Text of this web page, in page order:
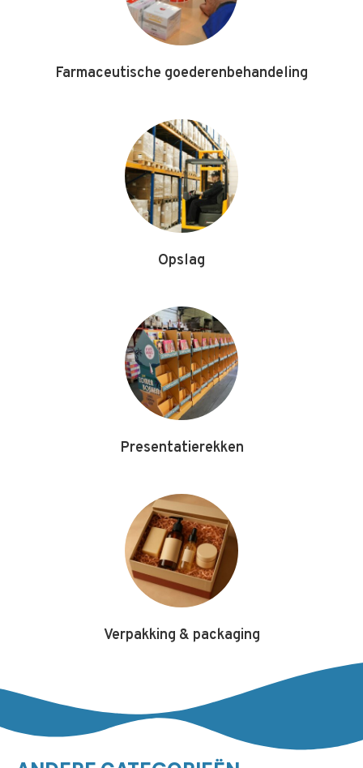
Farmaceutische goederenbehandeling
Opslag
Presentatierekken
Verpakking & packaging